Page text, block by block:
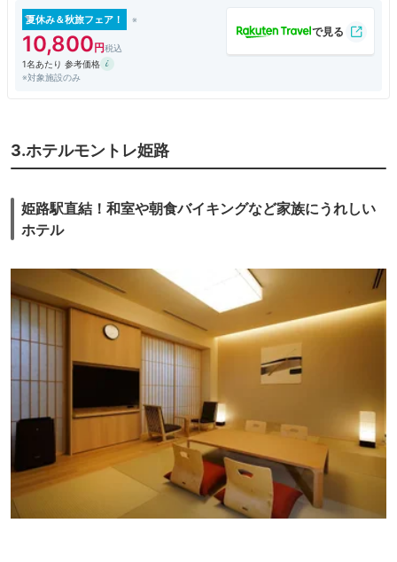
夏休み＆秋旅フェア！
10,800
1名あたり 参考価格
※対象施設のみ
3.ホテルモントレ姫路
姫路駅直結！和室や朝食バイキングなど家族にうれしい
ホテル